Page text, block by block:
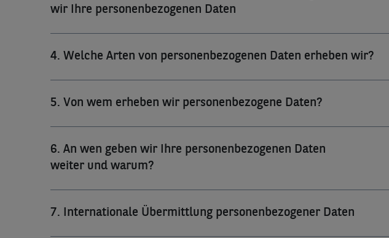
wir Ihre personenbezogenen Daten
4. Welche Arten von personenbezogenen Daten erheben wir?
5. Von wem erheben wir personenbezogene Daten?
6. An wen geben wir Ihre personenbezogenen Daten
weiter und warum?
7. Internationale Übermittlung personenbezogener Daten